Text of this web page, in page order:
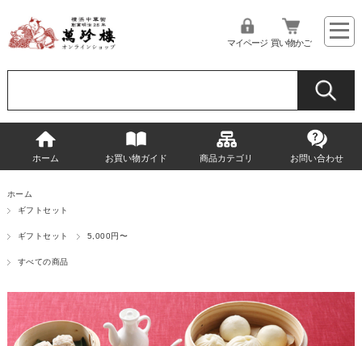
マイページ 買い物かご
ホーム お買い物ガイド 商品カテゴリ お問い合わせ
ホーム
ギフトセット
ギフトセット 5,000円〜
すべての商品